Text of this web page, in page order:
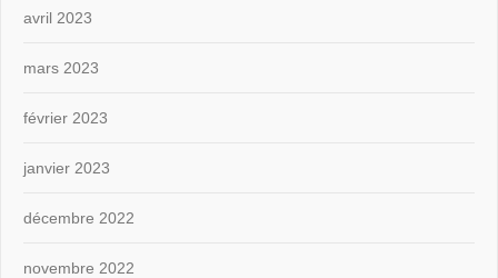
avril 2023
mars 2023
février 2023
janvier 2023
décembre 2022
novembre 2022